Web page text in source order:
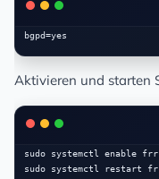
Aktivieren und starten
sudo systemctl enable frr
sudo systemctl restart